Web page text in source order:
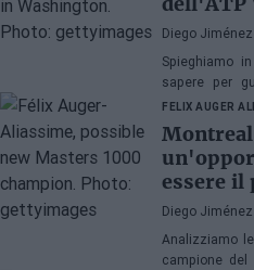
contro
Diego
Spieghiamo
sapere per
dell'ATP 500
Lorenzo Musetti.
FELIX AUGER
essere il
Diego
Analizziamo
campione del